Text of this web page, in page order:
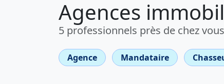
Agences
5 professionnels près de chez vous
Agence Mandataire